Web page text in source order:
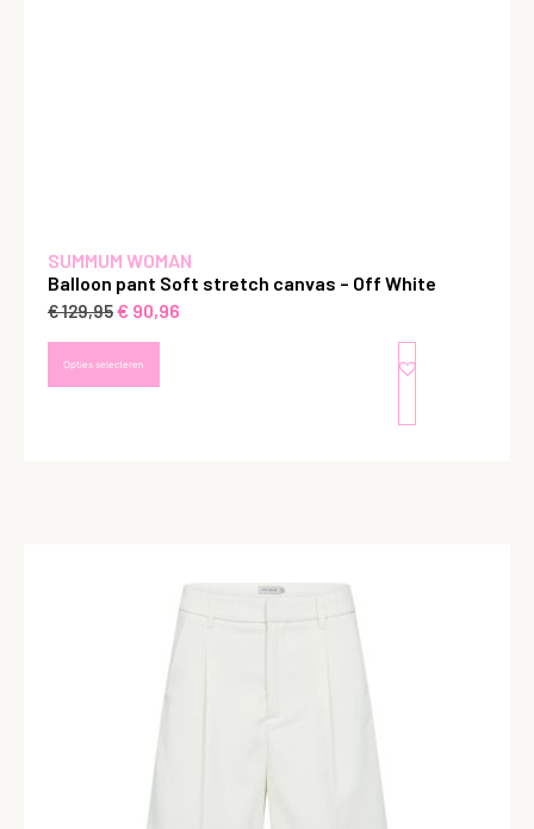
SUMMUM WOMAN
Balloon pant Soft stretch canvas – Off White
€129,95€ 90,96
Opties selecteren